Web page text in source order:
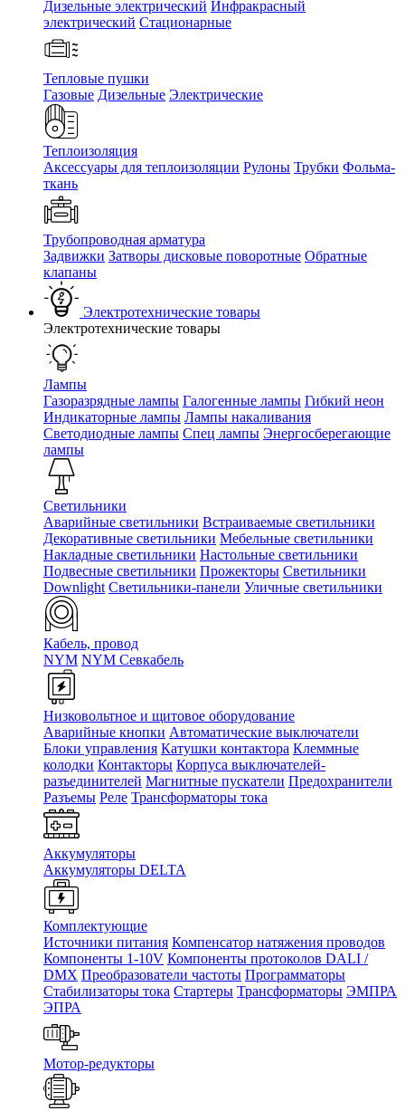
Дизельные электрический Инфракрасный
электрический Стационарные
Тепловые пушки
Газовые Дизельные Электрические
Теплоизоляция
Аксессуары для теплоизоляции Рулоны Трубки Фольма-
ткань
Трубопроводная арматура
Задвижки Затворы дисковые поворотные Обратные
клапаны
Электротехнические товары
Электротехнические товары
Лампы
Газоразрядные лампы Галогенные лампы Гибкий неон
Индикаторные лампы Лампы накаливания
Светодиодные лампы Спец лампы Энергосберегающие
лампы
Светильники
Аварийные светильники Встраиваемые светильники
Декоративные светильники Мебельные светильники
Накладные светильники Настольные светильники
Подвесные светильники Прожекторы Светильники
Downlight Светильники-панели Уличные светильники
Кабель, провод
NYM NYM Севкабель
Низковольтное и щитовое оборудование
Аварийные кнопки Автоматические выключатели
Блоки управления Катушки контактора Клеммные
колодки Контакторы Корпуса выключателей-
разъединителей Магнитные пускатели Предохранители
Разъемы Реле Трансформаторы тока
Аккумуляторы
Аккумуляторы DELTA
Комплектующие
Источники питания Компенсатор натяжения проводов
Компоненты 1-10V Компоненты протоколов DALI /
DMX Преобразователи частоты Программаторы
Стабилизаторы тока Стартеры Трансформаторы ЭМПРА
ЭПРА
Мотор-редукторы